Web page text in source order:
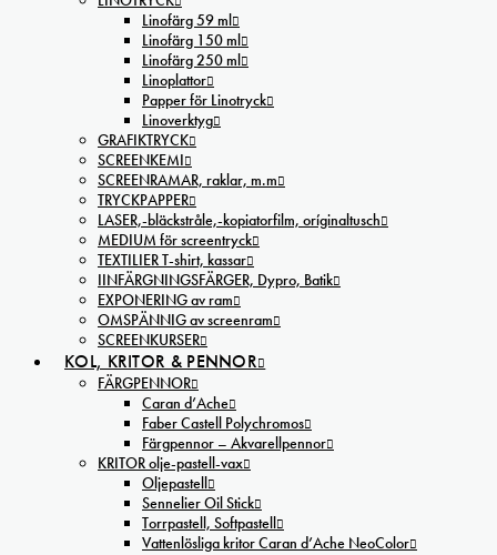
Linofärg 59 ml
Linofärg 150 ml
Linofärg 250 ml
Linoplattor
Papper för Linotryck
Linoverktyg
GRAFIKTRYCK
SCREENKEMI
SCREENRAMAR, raklar, m.m
TRYCKPAPPER
LASER,-bläckstråle,-kopiatorfilm, oríginaltusch
MEDIUM för screentryck
TEXTILIER T-shirt, kassar
IINFÄRGNINGSFÄRGER, Dypro, Batik
EXPONERING av ram
OMSPÄNNIG av screenram
SCREENKURSER
KOL, KRITOR & PENNOR
FÄRGPENNOR
Caran d’Ache
Faber Castell Polychromos
Färgpennor – Akvarellpennor
KRITOR olje-pastell-vax
Oljepastell
Sennelier Oil Stick
Torrpastell, Softpastell
Vattenlösliga kritor Caran d’Ache NeoColor